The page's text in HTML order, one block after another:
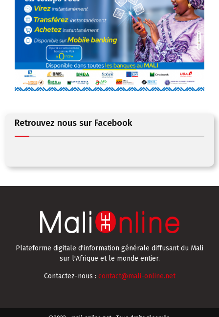
Retrouvez nous sur Facebook
Plateforme digitale d'information générale diffusant du Mali
sur l'Afrique et le monde entier.
Contactez-nous : contact@mali-online.net